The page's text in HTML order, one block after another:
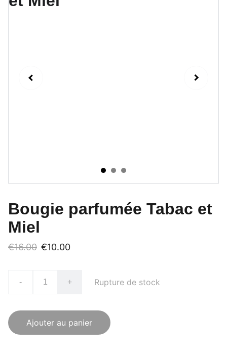
Bougie parfumée Tabac et
Miel
€16.00 €10.00
- + Rupture de stock
Ajouter au panier